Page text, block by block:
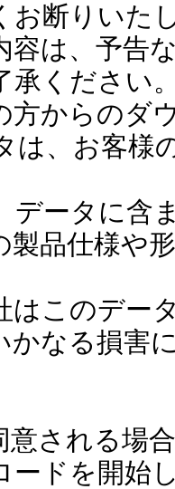
お断りいた
容は、予告
承ください
方からのダ
は、お客様
ータに含
製品仕様や
このデー
かなる損害
意される場
ードを開始